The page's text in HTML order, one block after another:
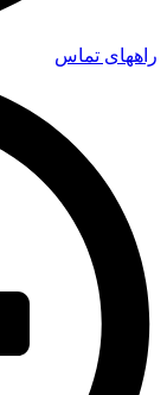
راههای تماس